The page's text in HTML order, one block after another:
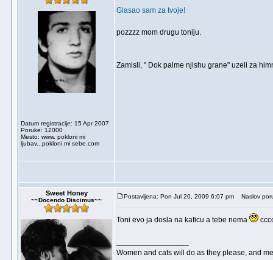
Datum registracije: 15 Apr 2007
Poruke: 12000
Mesto: www. pokloni mi
ljubav...pokloni mi sebe.com
Glasao sam za tvoje!
pozzzz mom drugu toniju.
Zamisli, " Dok palme njishu grane" uzeli za
Sweet Honey
~~Docendo Discimus~~
Postavljena: Pon Jul 20, 2009 6:07 pm Naslov
Toni evo ja dosla na kaficu a tebe nema
Women and cats will do as they please, and